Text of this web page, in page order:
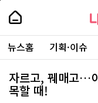
본
로
가
내
손
안
에
서
울
-
서
울
내
손
에
울
주
요
서
뉴스홈 기획·이슈
자르고, 꿰매고…
목할 때!
페
상
단
로